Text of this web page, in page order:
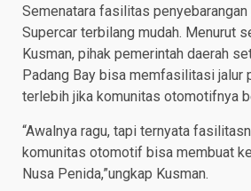
Semenatara fasilitas
Supercar terbilang mudah. Menurut
Kusman, pihak pemerintah daerah
Padang Bay bisa memfasilitasi jalur
terlebih jika komunitas otomotifnya
“Awalnya ragu, tapi ternyata
komunitas otomotif bisa membuat
Nusa Penida,”ungkap Kusman.